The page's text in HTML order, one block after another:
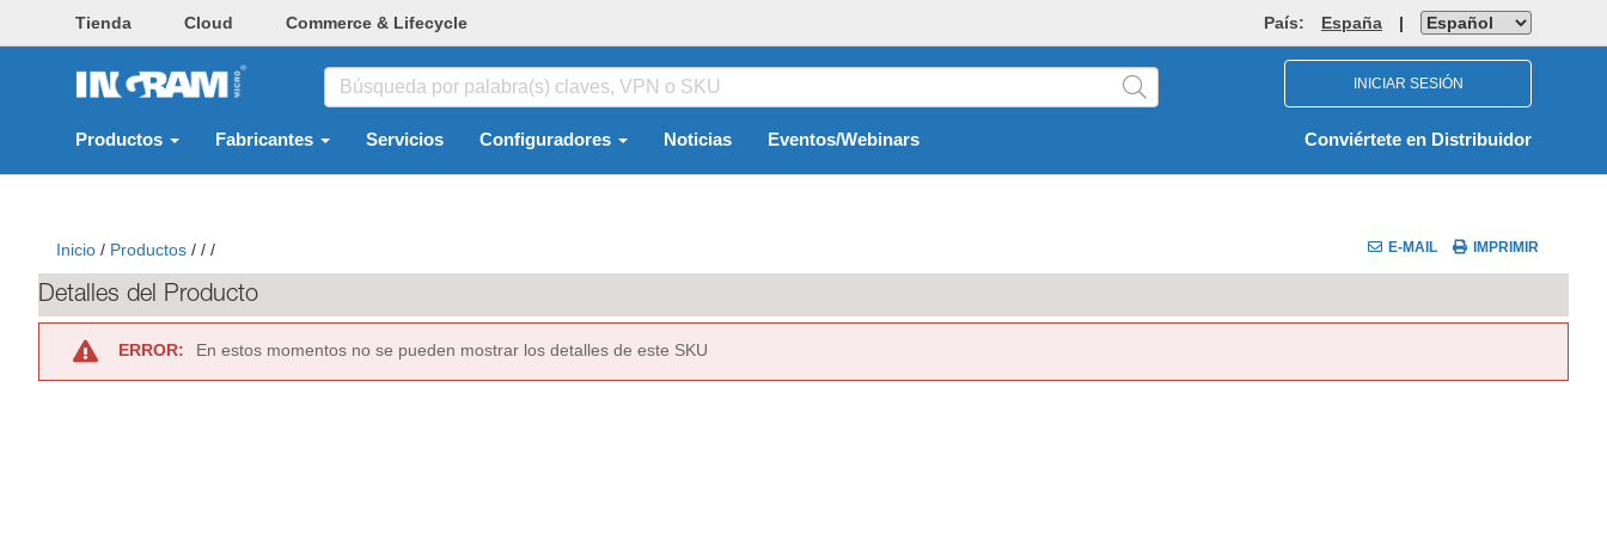
Tienda Cloud Commerce & Lifecycle País: España |
INICIAR SESIÓN
Productos Fabricantes Servicios Configuradores Noticias Eventos/Webinars Conviértete en Distribuidor
Inicio / Productos / / / E-MAIL IMPRIMIR
Detalles del Producto
ERROR: En estos momentos no se pueden mostrar los detalles de este SKU